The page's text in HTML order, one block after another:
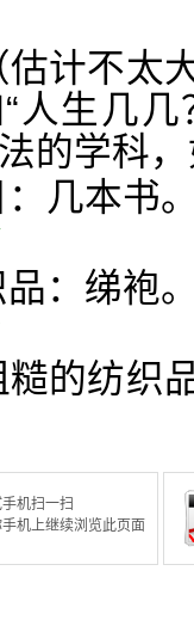
计不太
人生几
的学科，
几本书
：绨袍
的纺织
机扫一扫
机上继续浏览此页面